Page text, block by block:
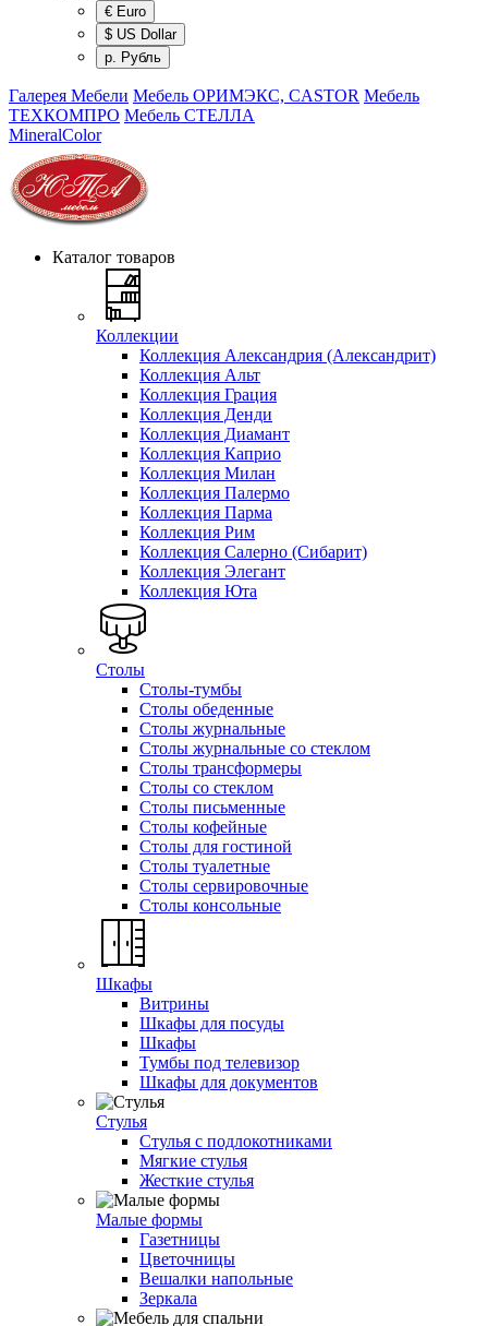
€ Euro
$ US Dollar
р. Рубль
Галерея Мебели Мебель ОРИМЭКС, CASTOR Мебель
ТЕХКОМПРО Мебель СТЕЛЛА
MineralColor
Каталог товаров
Коллекции
Коллекция Александрия (Александрит)
Коллекция Альт
Коллекция Грация
Коллекция Денди
Коллекция Диамант
Коллекция Каприо
Коллекция Милан
Коллекция Палермо
Коллекция Парма
Коллекция Рим
Коллекция Салерно (Сибарит)
Коллекция Элегант
Коллекция Юта
Столы
Столы-тумбы
Столы обеденные
Столы журнальные
Столы журнальные со стеклом
Столы трансформеры
Столы со стеклом
Столы письменные
Столы кофейные
Столы для гостиной
Столы туалетные
Столы сервировочные
Столы консольные
Шкафы
Витрины
Шкафы для посуды
Шкафы
Тумбы под телевизор
Шкафы для документов
Стулья
Стулья с подлокотниками
Мягкие стулья
Жесткие стулья
Малые формы
Газетницы
Цветочницы
Вешалки напольные
Зеркала